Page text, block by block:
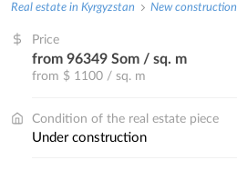
Real estate in Kyrgyzstan New construction
Price
from 96349 Som / sq. m
from $ 1100 / sq. m
Condition of the real estate piece
under construction